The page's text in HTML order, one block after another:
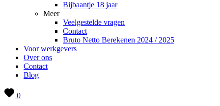
Bijbaantje 18 jaar
Meer
Veelgestelde vragen
Contact
Bruto Netto Berekenen 2024 / 2025
Voor werkgevers
Over ons
Contact
Blog
0